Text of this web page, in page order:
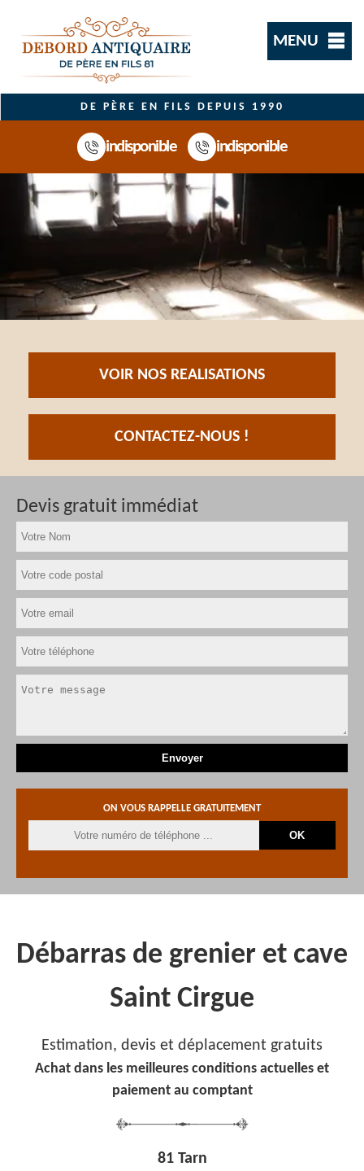
MENU
DE PÈRE EN FILS DEPUIS 1990
indisponible indisponible
VOIR NOS REALISATIONS
CONTACTEZ-NOUS !
Devis gratuit immédiat
ON VOUS RAPPELLE GRATUITEMENT
Débarras de grenier et cave
Saint Cirgue
Estimation, devis et déplacement gratuits
Achat dans les meilleures conditions actuelles et
paiement au comptant
81 Tarn